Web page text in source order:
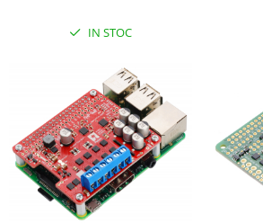
Lego Education
STEM Education
Ugears
Kit Fun
Kit Roboti
IN STOC